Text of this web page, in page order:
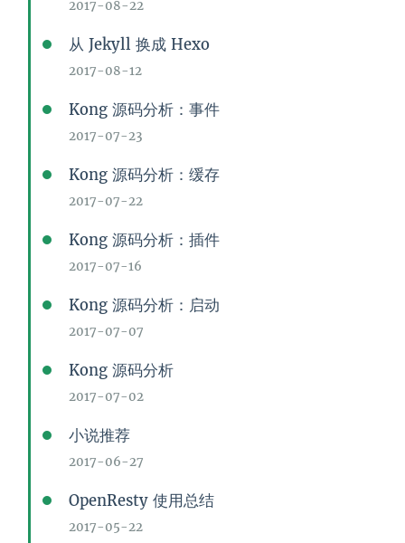
2017-08-22
从 Jekyll 换成 Hexo
2017-08-12
Kong 源码分析：事件
2017-07-23
Kong 源码分析：缓存
2017-07-22
Kong 源码分析：插件
2017-07-16
Kong 源码分析：启动
2017-07-07
Kong 源码分析
2017-07-02
小说推荐
2017-06-27
OpenResty 使用总结
2017-05-22